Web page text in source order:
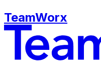
TeamWorx